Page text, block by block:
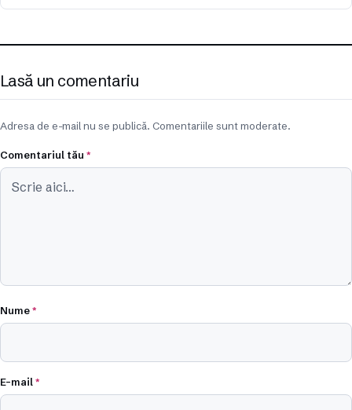
Lasă un comentariu
Adresa de e-mail nu se publică. Comentariile sunt moderate.
Comentariul tău *
Nume*
E-mail*